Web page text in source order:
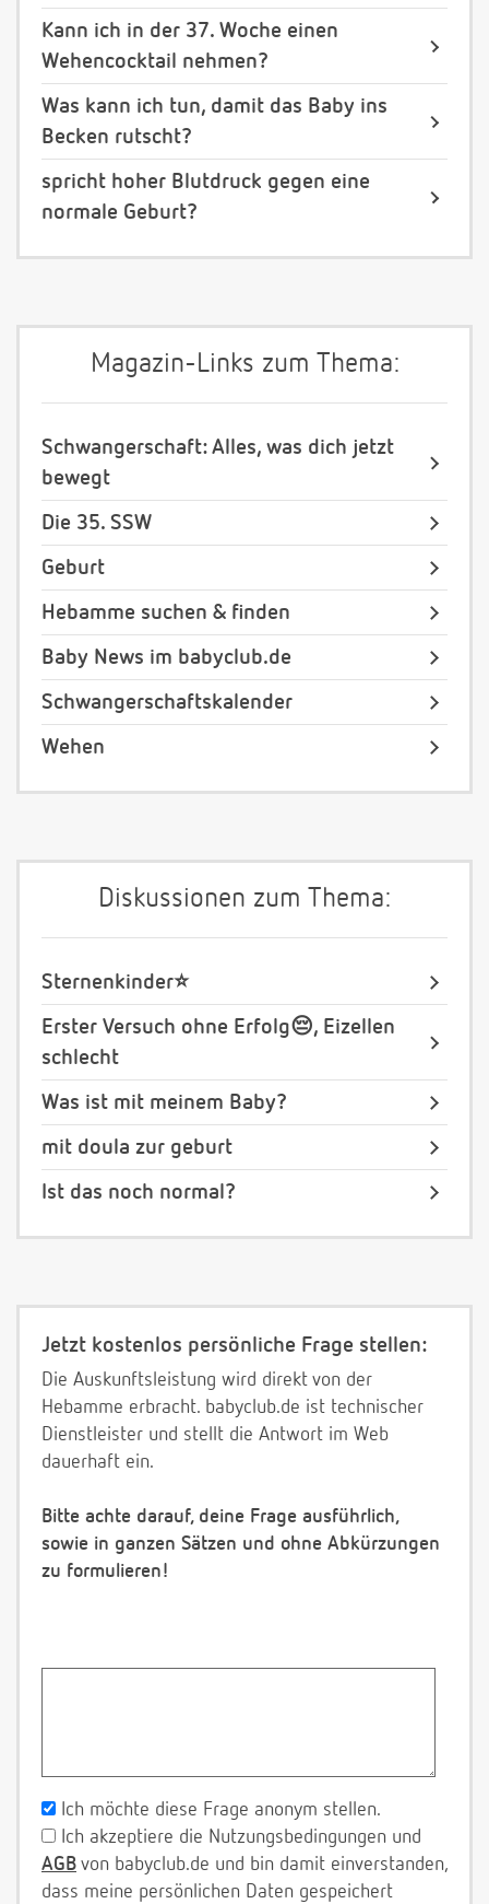
Kann ich in der 37. Woche einen
Wehencocktail nehmen?
Was kann ich tun, damit das Baby ins
Becken rutscht?
spricht hoher Blutdruck gegen eine
normale Geburt?
Magazin-Links zum Thema:
Schwangerschaft: Alles, was dich jetzt
bewegt
Die 35. SSW
Geburt
Hebamme suchen & finden
Baby News im babyclub.de
Schwangerschaftskalender
Wehen
Diskussionen zum Thema:
Sternenkinder⭐️
Erster Versuch ohne Erfolg😔, Eizellen
schlecht
Was ist mit meinem Baby?
mit doula zur geburt
Ist das noch normal?
Jetzt kostenlos persönliche Frage stellen:
Die Auskunftsleistung wird direkt von der
Hebamme erbracht. babyclub.de ist technischer
Dienstleister und stellt die Antwort im Web
dauerhaft ein.
Bitte achte darauf, deine Frage ausführlich,
sowie in ganzen Sätzen und ohne Abkürzungen
zu formulieren!
Ich möchte diese Frage anonym stellen.
Ich akzeptiere die Nutzungsbedingungen und
AGB von babyclub.de und bin damit einverstanden,
dass meine persönlichen Daten gespeichert